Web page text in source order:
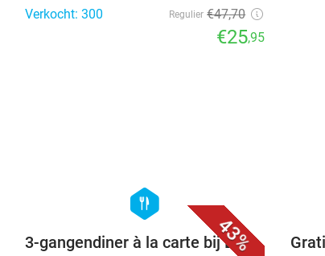
Verkocht: 300
Regulier €47,70
€25,95
43%
hexagon
food
3-gangendiner à la carte bij Eten